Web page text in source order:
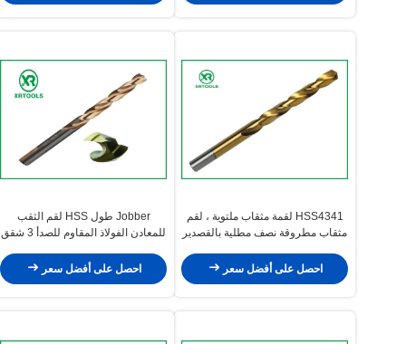
HSS4341 لقمة مثقاب ملتوية ، لقم
مثقاب مطروقة نصف مطلية بالقصدير
احصل على أفضل سعر
Jobber طول HSS لقم الثقب
للمعادن الفولاذ المقاوم للصدأ 3 شقق
احصل على أفضل سعر